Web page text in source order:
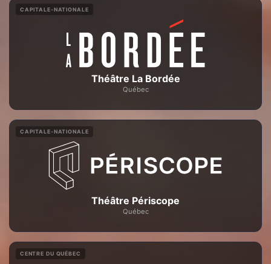
CAPITALE-NATIONALE
Théâtre La Bordée
Québec
CAPITALE-NATIONALE
Théâtre Périscope
Québec
CENTRE DU QUÉBEC